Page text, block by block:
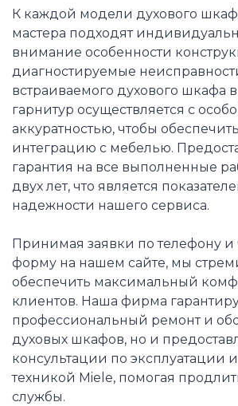
К каждой модели духового
мастера подходят
внимание особенности
диагностируемые
встраиваемого духового шкафа
гарнитур осуществляется с
аккуратностью, чтобы
интеграцию с мебелью.
гарантия на все выполненные
двух лет, что является
надежности нашего сервиса.
Принимая заявки по телефону и
форму на нашем сайте, мы
обеспечить максимальный
клиентов. Наша фирма
профессиональный ремонт и
духовых шкафов, но и
консультации по эксплуатации и
техникой Miele, помогая
службы.